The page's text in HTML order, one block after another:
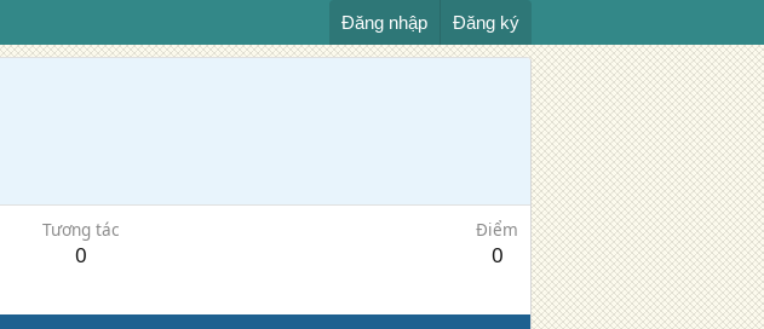
Đăng nhập Đăng ký
Tương tác
0
Điểm
0